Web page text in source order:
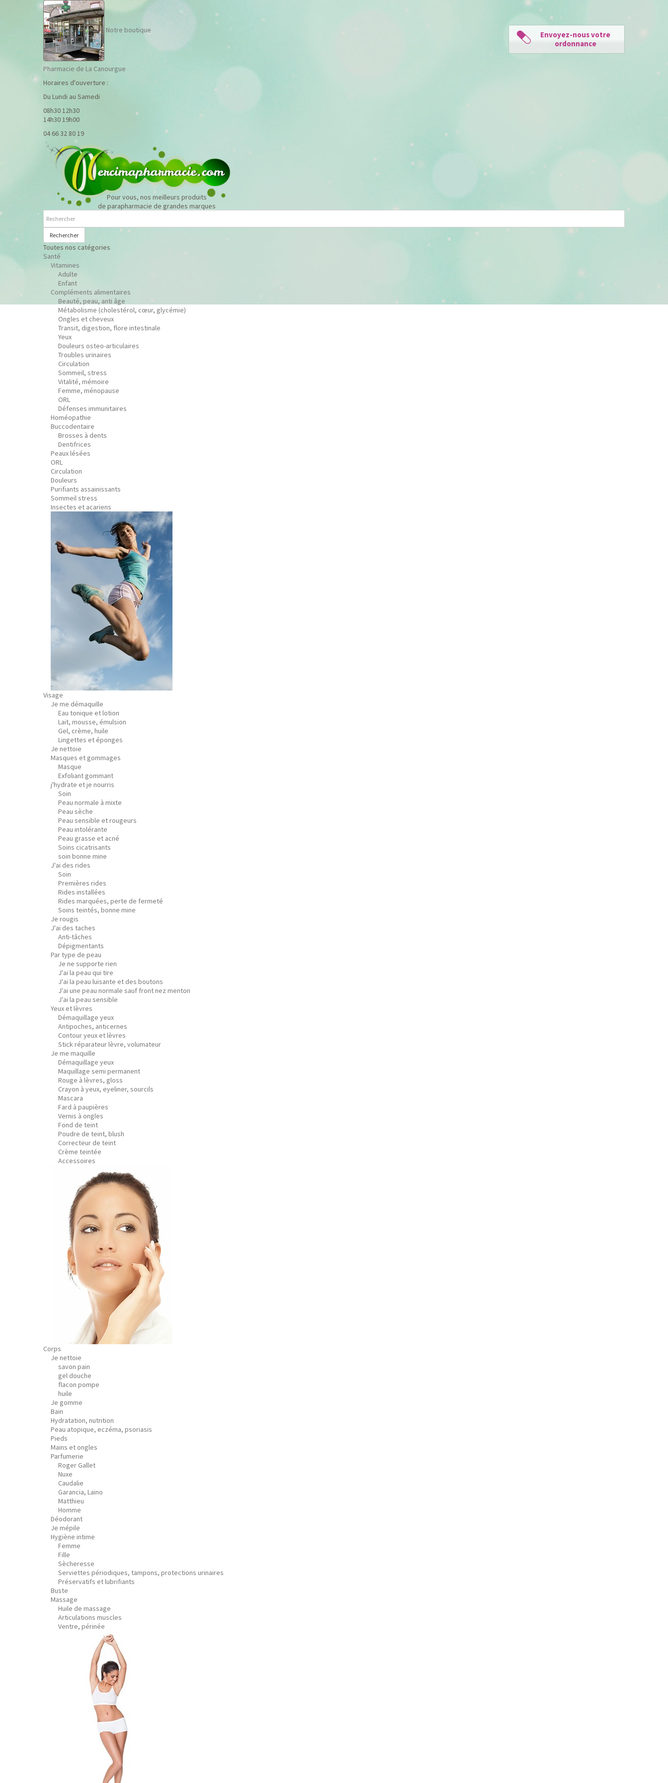
Notre boutique
Pharmacie de La Canourgue
Horaires d'ouverture :
Du Lundi au Samedi
08h30 12h30
14h30 19h00
04 66 32 80 19
Pour vous, nos meilleurs produits
de parapharmacie de grandes marques
Rechercher
Toutes nos catégories
Santé
Vitamines
Adulte
Enfant
Compléments alimentaires
Beauté, peau, anti âge
Métabolisme (cholestérol, cœur, glycémie)
Ongles et cheveux
Transit, digestion, flore intestinale
Yeux
Douleurs osteo-articulaires
Troubles urinaires
Circulation
Sommeil, stress
Vitalité, mémoire
Femme, ménopause
ORL
Défenses immunitaires
Homéopathie
Buccodentaire
Brosses à dents
Dentifrices
Peaux lésées
ORL
Circulation
Douleurs
Purifiants assainissants
Sommeil stress
Insectes et acariens
Visage
Je me démaquille
Eau tonique et lotion
Lait, mousse, émulsion
Gel, crème, huile
Lingettes et éponges
Je nettoie
Masques et gommages
Masque
Exfoliant gommant
j'hydrate et je nourris
Soin
Peau normale à mixte
Peau sèche
Peau sensible et rougeurs
Peau intolérante
Peau grasse et acné
Soins cicatrisants
soin bonne mine
J'ai des rides
Soin
Premières rides
Rides installées
Rides marquées, perte de fermeté
Soins teintés, bonne mine
Je rougis
J'ai des taches
Anti-tâches
Dépigmentants
Par type de peau
Je ne supporte rien
J'ai la peau qui tire
J'ai la peau luisante et des boutons
J'ai une peau normale sauf front nez menton
J'ai la peau sensible
Yeux et lèvres
Démaquillage yeux
Antipoches, anticernes
Contour yeux et lèvres
Stick réparateur lèvre, volumateur
Je me maquille
Démaquillage yeux
Maquillage semi permanent
Rouge à lèvres, gloss
Crayon à yeux, eyeliner, sourcils
Mascara
Fard à paupières
Vernis à ongles
Fond de teint
Poudre de teint, blush
Correcteur de teint
Crème teintée
Accessoires
Corps
Je nettoie
savon pain
gel douche
flacon pompe
huile
Je gomme
Bain
Hydratation, nutrition
Peau atopique, eczéma, psoriasis
Pieds
Mains et ongles
Parfumerie
Roger Gallet
Nuxe
Caudalie
Garancia, Laino
Matthieu
Homme
Déodorant
Je mépile
Hygiène intime
Femme
Fille
Sècheresse
Serviettes périodiques, tampons, protections urinaires
Préservatifs et lubrifiants
Buste
Massage
Huile de massage
Articulations muscles
Ventre, périnée
Envoyez-nous votre
ordonnance